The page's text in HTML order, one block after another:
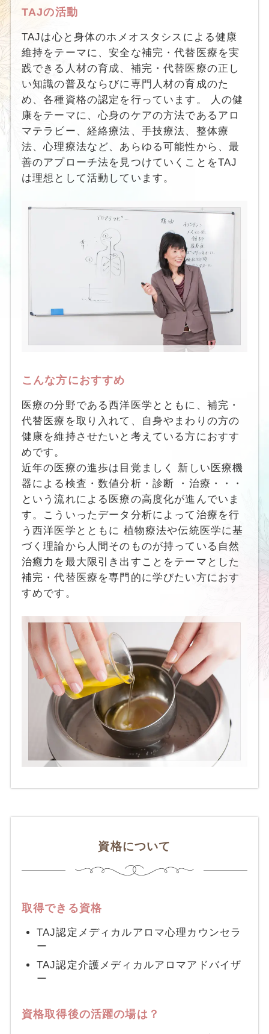
TAJの活動
TAJは心と身体のホメオスタシスによる健康
維持をテーマに、安全な補完・代替医療を実
践できる人材の育成、補完・代替医療の正し
い知識の普及ならびに専門人材の育成のた
め、各種資格の認定を行っています。 人の健
康をテーマに、心身のケアの方法であるアロ
マテラビー、経絡療法、手技療法、整体療
法、心理療法など、あらゆる可能性から、最
善のアプローチ法を見つけていくことをTAJ
は理想として活動しています。
こんな方におすすめ
医療の分野である西洋医学とともに、補完・
代替医療を取り入れて、自身やまわりの方の
健康を維持させたいと考えている方におすす
めです。
近年の医療の進歩は目覚ましく 新しい医療機
器による検査・数値分析・診断 ・治療・・・
という流れによる医療の高度化が進んでいま
す。こういったデータ分析によって治療を行
う西洋医学とともに 植物療法や伝統医学に基
づく理論から人間そのものが持っている自然
治癒力を最大限引き出すことをテーマとした
補完・代替医療を専門的に学びたい方におす
すめです。
資格について
取得できる資格
TAJ認定メディカルアロマ心理カウンセラ
ー
TAJ認定介護メディカルアロマアドバイザ
ー
資格取得後の活躍の場は？